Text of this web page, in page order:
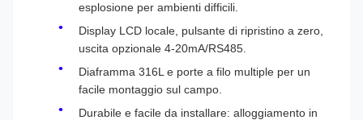
esplosione per ambienti difficili.
Display LCD locale, pulsante di ripristino a zero,
uscita opzionale 4-20mA/RS485.
Diaframma 316L e porte a filo multiple per un
facile montaggio sul campo.
Durabile e facile da installare: alloggiamento in